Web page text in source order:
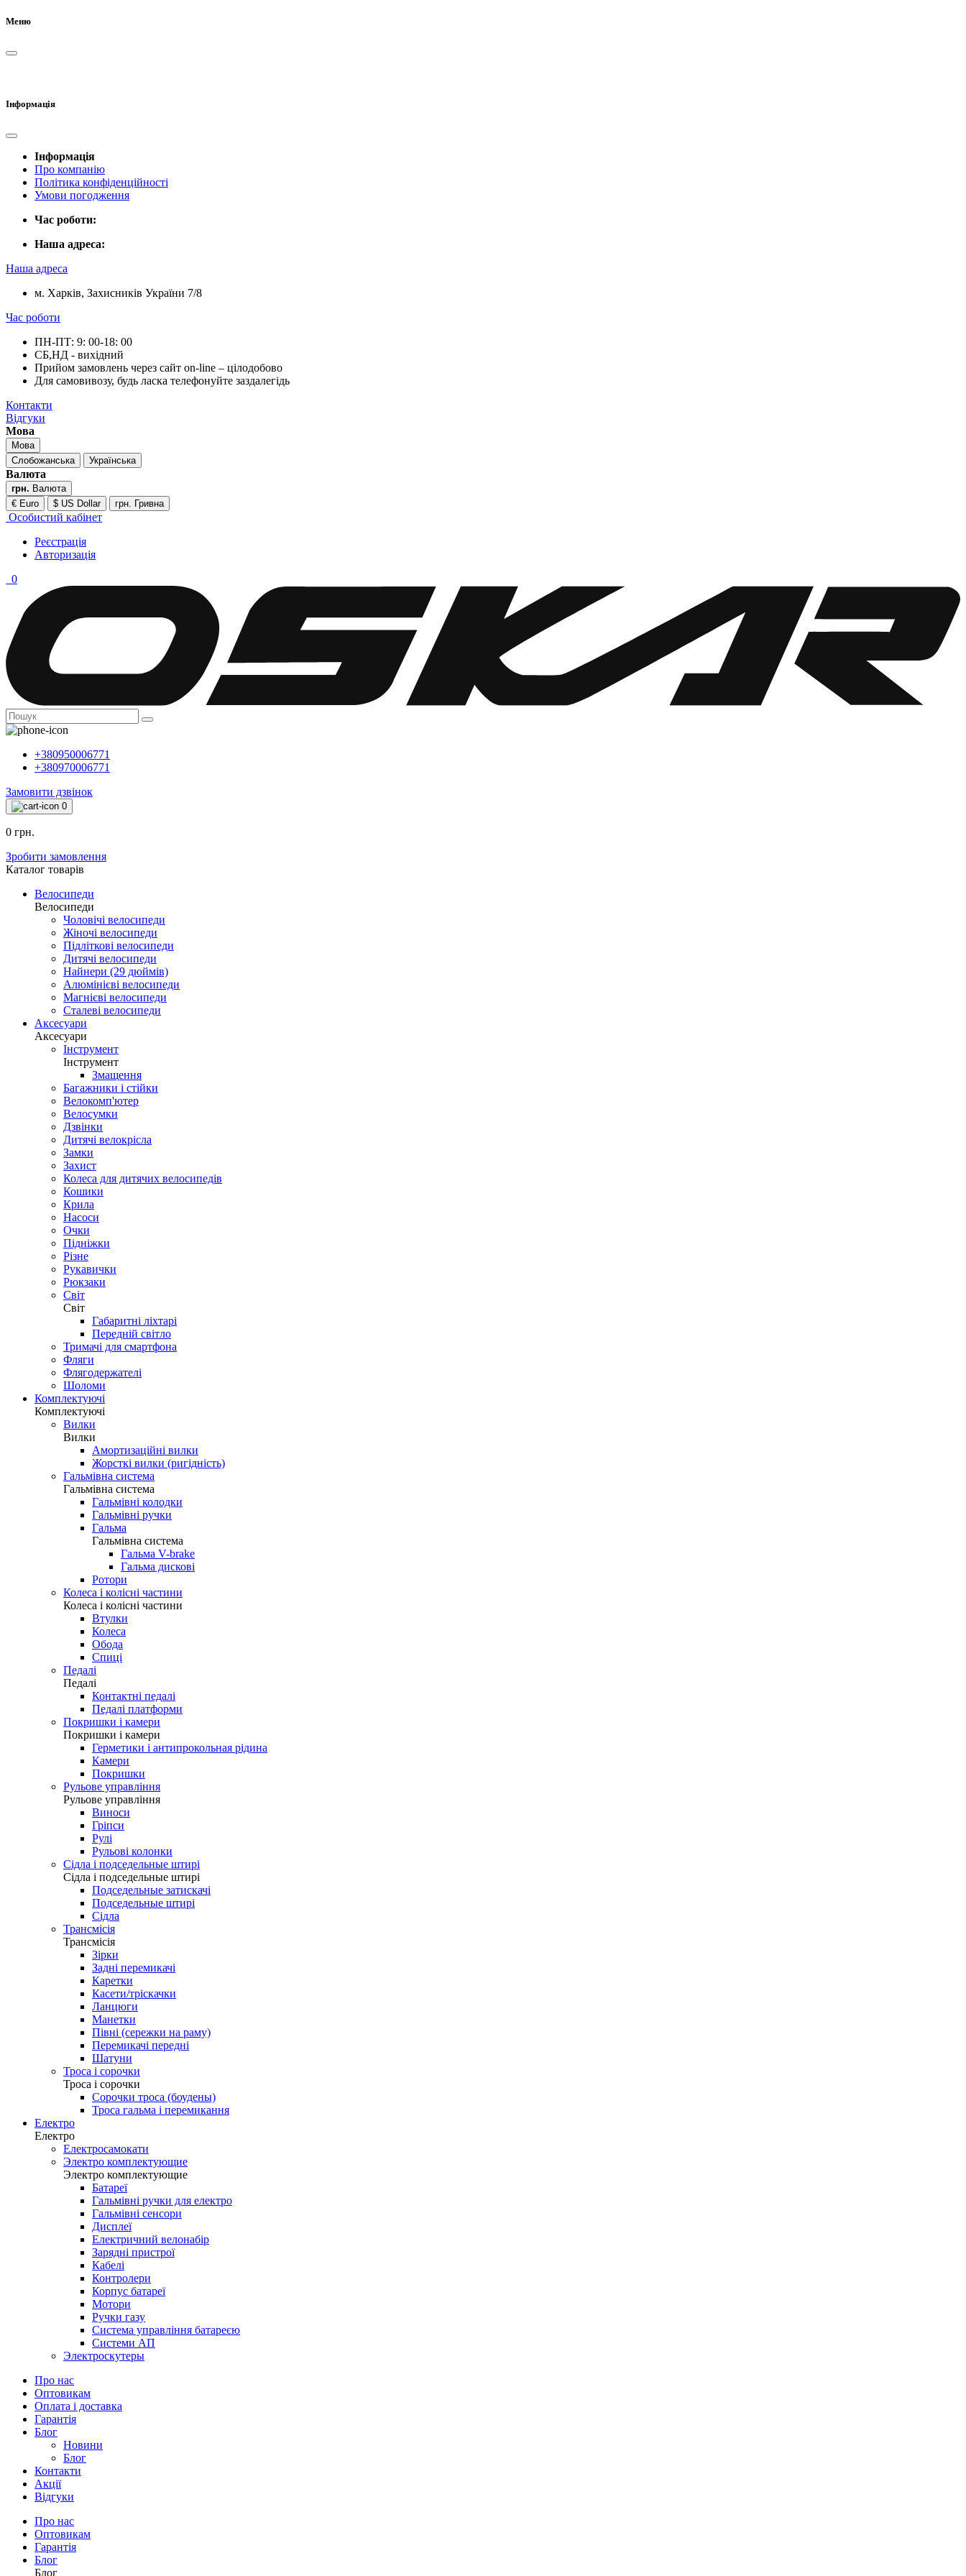
Меню
Інформація
Інформація
Про компанію
Політика конфіденційності
Умови погодження
Час роботи:
Наша адреса:
Наша адреса
м. Харків, Захисників України 7/8
Час роботи
ПН-ПТ: 9: 00-18: 00
СБ,НД - вихідний
Прийом замовлень через сайт on-line – цілодобово
Для самовивозу, будь ласка телефонуйте заздалегідь
Контакти
Відгуки
Мова
Мова
Слобожанська
Українська
Валюта
грн. Валюта
€ Euro
$ US Dollar грн. Гривна
Особистий кабінет
Реєстрація
Авторизація
0
+380950006771
+380970006771
Замовити дзвінок
0
0 грн.
Зробити замовлення
Каталог товарiв
Велосипеди
Велосипеди
Чоловічі велосипеди
Жіночі велосипеди
Підліткові велосипеди
Дитячі велосипеди
Найнери (29 дюймів)
Алюмінієві велосипеди
Магнієві велосипеди
Сталеві велосипеди
Аксесуари
Аксесуари
Інструмент
Інструмент
Змащення
Багажники і стійки
Велокомп'ютер
Велосумки
Дзвінки
Дитячі велокрісла
Замки
Захист
Колеса для дитячих велосипедів
Кошики
Крила
Насоси
Очки
Підніжки
Різне
Рукавички
Рюкзаки
Світ
Світ
Габаритні ліхтарі
Передній світло
Тримачі для смартфона
Фляги
Флягодержателі
Шоломи
Комплектуючі
Комплектуючі
Вилки
Вилки
Амортизаційні вилки
Жорсткі вилки (ригідність)
Гальмівна система
Гальмівна система
Гальмівні колодки
Гальмівні ручки
Гальма
Гальмівна система
Гальма V-brake
Гальма дискові
Ротори
Колеса і колісні частини
Колеса і колісні частини
Втулки
Колеса
Обода
Спиці
Педалі
Педалі
Контактні педалі
Педалі платформи
Покришки і камери
Покришки і камери
Герметики і антипрокольная рідина
Камери
Покришки
Рульове управління
Рульове управління
Виноси
Гріпси
Рулі
Рульові колонки
Сідла і подседельные штирі
Сідла і подседельные штирі
Подседельные затискачі
Подседельные штирі
Сідла
Трансмісія
Трансмісія
Зірки
Задні перемикачі
Каретки
Касети/тріскачки
Ланцюги
Манетки
Півні (сережки на раму)
Перемикачі передні
Шатуни
Троса і сорочки
Троса і сорочки
Сорочки троса (боудены)
Троса гальма і перемикання
Електро
Електро
Електросамокати
Электро комплектующие
Электро комплектующие
Батареї
Гальмівні ручки для електро
Гальмівні сенсори
Дисплеї
Електричний велонабір
Зарядні пристрої
Кабелі
Контролери
Корпус батареї
Мотори
Ручки газу
Система управління батареєю
Системи АП
Электроскутеры
Про нас
Оптовикам
Оплата і доставка
Гарантія
Блог
Новини
Блог
Контакти
Акції
Відгуки
Про нас
Оптовикам
Гарантія
Блог
Блог